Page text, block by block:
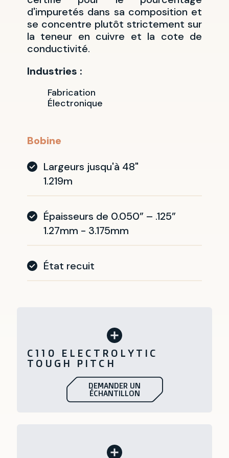
d'impuretés dans sa composition et
se concentre plutôt strictement sur
la teneur en cuivre et la cote de
conductivité.
Industries :
Fabrication
Électronique
Bobine
Largeurs jusqu'à 48"
1.219m
Épaisseurs de 0.050” – .125”
1.27mm - 3.175mm
État recuit
C110 ELECTROLYTIC
TOUGH PITCH
DEMANDER UN
ÉCHANTILLON
cuivre pur à 99,9 %. Il a une haute
conductivité électrique et